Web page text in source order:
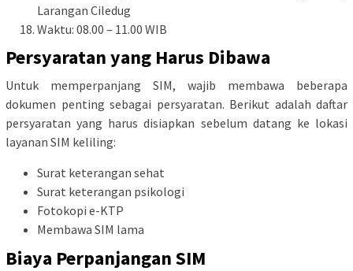
Larangan Ciledug
Waktu: 08.00 – 11.00 WIB
Persyaratan yang Harus Dibawa
Untuk memperpanjang SIM, wajib membawa beberapa
dokumen penting sebagai persyaratan. Berikut adalah daftar
persyaratan yang harus disiapkan sebelum datang ke lokasi
layanan SIM keliling:
Surat keterangan sehat
Surat keterangan psikologi
Fotokopi e-KTP
Membawa SIM lama
Biaya Perpanjangan SIM